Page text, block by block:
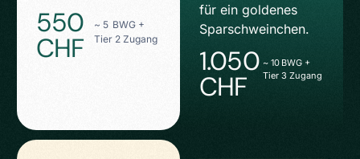
550
CHF
~ 5 BWG +
Tier 2 Zugang
für ein goldenes
Sparschweinchen.
1.050
CHF
~ 10 BWG +
Tier 3 Zugang